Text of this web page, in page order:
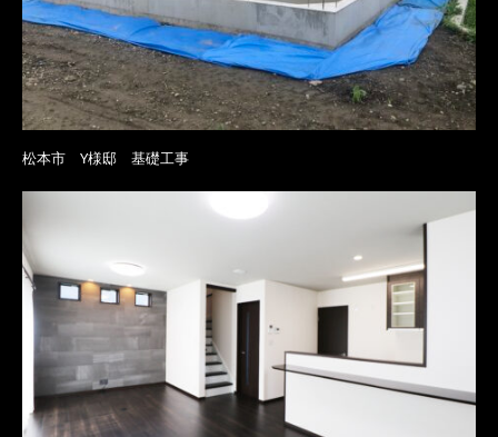
松本市 Y様邸 基礎工事